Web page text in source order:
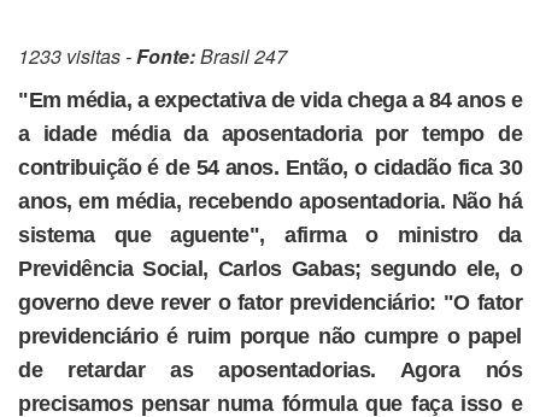
1233 visitas -Fonte:Brasil 247
"Em média, a expectativa de vida chega a 84 anos e
a idade média da aposentadoria por tempo de
contribuição é de 54 anos. Então, o cidadão fica 30
anos, em média, recebendo aposentadoria. Não há
sistema que aguente", afirma o ministro da
Previdência Social, Carlos Gabas; segundo ele, o
governo deve rever o fator previdenciário: "O fator
previdenciário é ruim porque não cumpre o papel
de retardar as aposentadorias. Agora nós
precisamos pensar numa fórmula que faça isso e